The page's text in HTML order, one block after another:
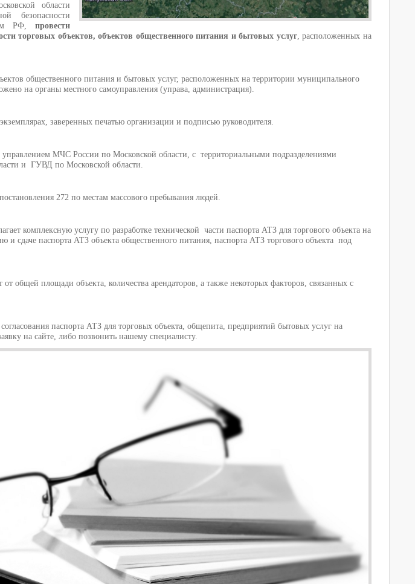
области
безопасности
РФ, провести
торговых объектов, объектов общественного питания и бытовых услуг, расположенных на
общественного питания и бытовых услуг, расположенных на территории муниципального
на органы местного самоуправления (управа, администрация).
заверенных печатью организации и подписью руководителя.
МЧС России по Московской области, с территориальными подразделениями
и ГУВД по Московской области.
272 по местам массового пребывания людей.
комплексную услугу по разработке технической части паспорта АТЗ для торгового объекта на
и сдаче паспорта АТЗ объекта общественного питания, паспорта АТЗ торгового объекта под
общей площади объекта, количества арендаторов, а также некоторых факторов, связанных с
паспорта АТЗ для торговых объекта, общепита, предприятий бытовых услуг на
на сайте, либо позвонить нашему специалисту.